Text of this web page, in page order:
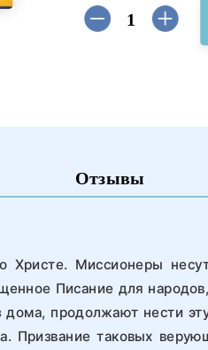
Отзывы
Христе. Миссионеры
Писание для
дома, продолжают нести
Призвание таковых